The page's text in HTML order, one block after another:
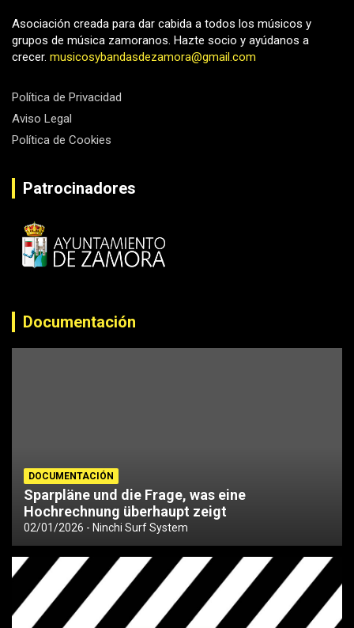
Asociación creada para dar cabida a todos los músicos y
grupos de música zamoranos. Hazte socio y ayúdanos a
crecer. musicosybandasdezamora@gmail.com
Política de Privacidad
Aviso Legal
Política de Cookies
Patrocinadores
Documentación
DOCUMENTACIÓN
Sparpläne und die Frage, was eine
Hochrechnung überhaupt zeigt
02/01/2026 Ninchi Surf System